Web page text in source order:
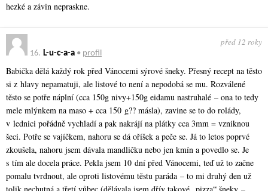
hezké a závin nepraskne.
16. L-u-c-a-a • profil
před 12 roky
Babička dělá každý rok před Vánocemi sýrové šneky. Přesný recept na těsto
si z hlavy nepamatuji, ale listové to není a nepodobá se mu. Rozválené
těsto se potře náplní (cca 150g nivy+150g eidamu nastruhalé – ona to tedy
mele mlýnkem na maso + cca 150 g?? másla), zavine se to do rolády,
v lednici pořádně vychladí a pak nakrájí na plátky cca 3mm = vzniknou
šeci. Potře se vajíčkem, nahoru se dá oříšek a peče se. Já to letos poprvé
zkoušela, nahoru jsem dávala mandličku nebo jen kmín a povedlo se. Je
s tím ale docela práce. Pekla jsem 10 dní před Vánocemi, teď už to začne
pomalu tvrdnout, ale oproti listovému těstu paráda – to mi druhý den už